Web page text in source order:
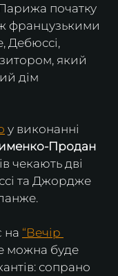
початку
французькими
Дебюссі,
який
дім
у виконанні
Продан
чекають дві
та Джордже
на “Вечір
можна буде
сопрано